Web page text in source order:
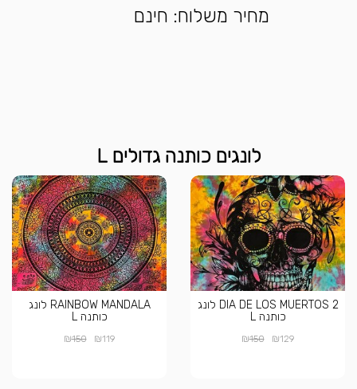
מחיר משלוח: חינם
לונגים כותנה גדולים L
DIA DE LOS MUERTOS 2 לונג
כותנה L
₪129
₪150
RAINBOW MANDALA לונג
כותנה L
₪119
₪150